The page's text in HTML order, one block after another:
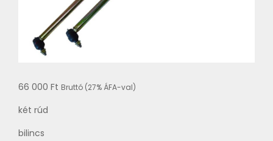
66 000 Ft Bruttó (27% ÁFA-val)
két rúd
bilincs